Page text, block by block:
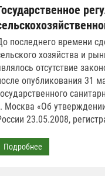
последнего времени
хозяйства и
отсутствие
опубликования 31
Москва «Об
23.05.2008,
Подробнее